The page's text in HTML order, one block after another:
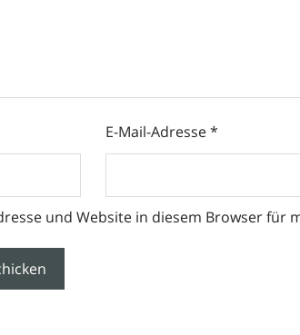
E-Mail-Adresse*
und Website in diesem Browser